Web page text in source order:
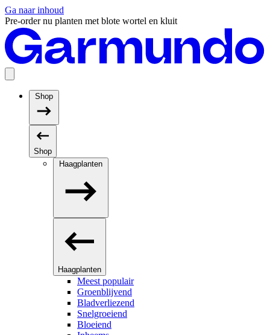
Ga naar inhoud
Pre-order nu planten met blote wortel en kluit
Shop
Shop
Haagplanten
Haagplanten
Meest populair
Groenblijvend
Bladverliezend
Snelgroeiend
Bloeiend